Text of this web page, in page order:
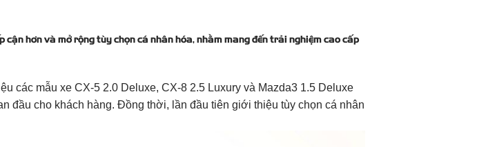
hơn và mở rộng tùy chọn cá nhân hóa, nhằm mang đến trải nghiệm cao cấp
các mẫu xe CX-5 2.0 Deluxe, CX-8 2.5 Luxury và Mazda3 1.5 Deluxe
đầu cho khách hàng. Đồng thời, lần đầu tiên giới thiệu tùy chọn cá nhân